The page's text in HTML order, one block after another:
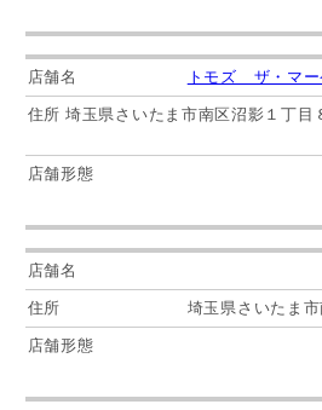
トモズ ザ・マー
埼玉県さいたま市南区沼影１丁目
埼玉県さいたま